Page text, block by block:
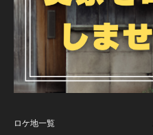
ロケ地一覧